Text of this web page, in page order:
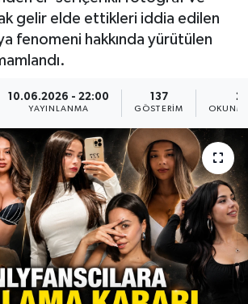
gelir elde ettikleri iddia edilen
fenomeni hakkında yürütülen
10.06.2026 - 22:00
YAYINLANMA
137
GÖSTERIM
2